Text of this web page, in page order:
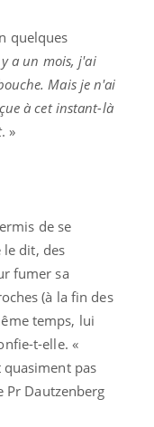
quelques
a un mois, j'ai
Mais je n'ai
à cet instant-là
. »
de se
le dit, des
fumer sa
(à la fin des
temps, lui
t-elle. «
pas
Pr Dautzenberg